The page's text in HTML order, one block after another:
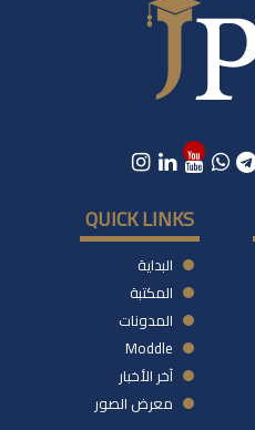
QUICK LINKS
البداية
المكتبة
المدونات
Moddle
آخر الأخبار
معرض الصور